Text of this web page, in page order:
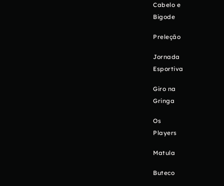
Cabelo e
Bigode
Preleção
Jornada
Esportiva
Giro na
Gringa
Os
Players
Matula
Buteco